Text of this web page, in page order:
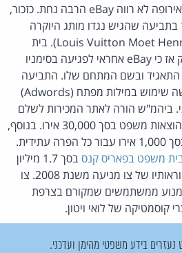
למרות הפסיקה האחרונה, באירופה לא רווה eBay הרבה נחת. כזכור,
בתביעה שהגיש נגדו מותג היוקרה
(ר"ת Louis Vuitton Moet Hennessy). בית
המשפט המחוזי בפאריס פסק אז כי eBay אחראי לפגיעה בסימניו
ובשם המתחם שלו. התביעה
הוגשה בטענה כי האתר עושה שימוש במילות מפתח (Adwords)
ביהמ"ש הורה לאתר המכירות לשלם
פיצוי בסך 200,000 אירו וכן הוצאות משפט בסך 30,000 אירו. בנוסף,
נקבע כי האתר ישלם פיצוי בסך 1,000 אירו עבור כל הפרה עתידית.
משפט בפאריס קנס
בסך 1.7 מיליון
אירו על האתר, בגין הפרת הוראותיו של צו מניעה משנת 2008. צו
ממשתמשים שמקורם בצרפת
קוסמטיקה של לואי ויטון.
נעזרים בידע משפטי מהימן ועדכני.